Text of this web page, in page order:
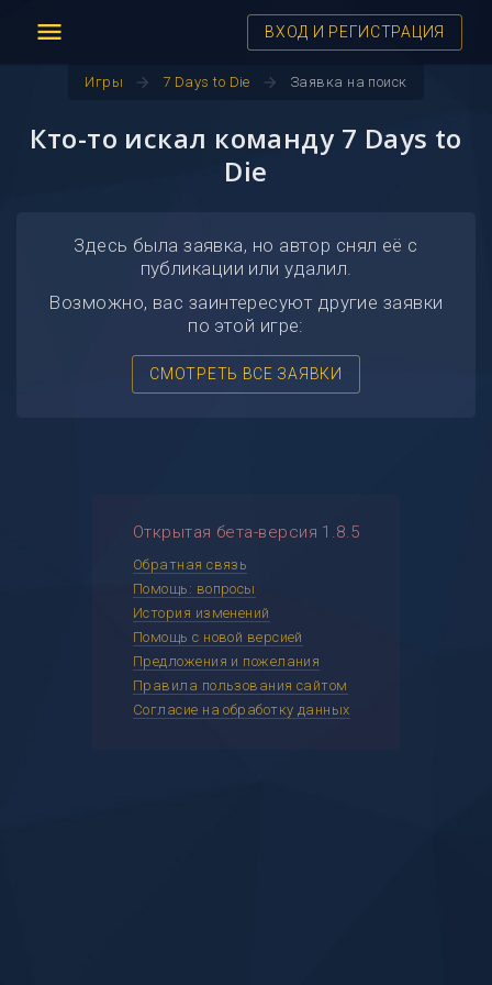
menu ВХОД И РЕГИСТРАЦИЯ
Игры arrow_forward 7 Days to Die arrow_forward Заявка на поиск
Кто-то искал команду 7 Days to
Die
Здесь была заявка, но автор снял её с
публикации или удалил.
Возможно, вас заинтересуют другие заявки
по этой игре:
СМОТРЕТЬ ВСЕ ЗАЯВКИ
Открытая бета-версия 1.8.5
Обратная связь
Помощь: вопросы
История изменений
Помощь с новой версией
Предложения и пожелания
Правила пользования сайтом
Согласие на обработку данных